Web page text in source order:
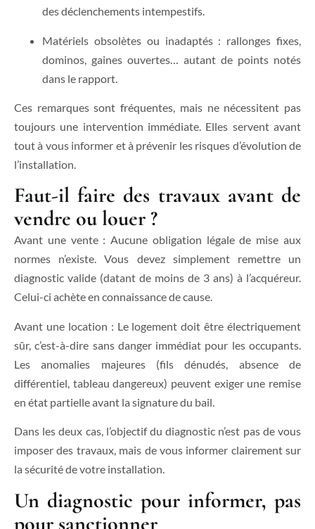
des déclenchements intempestifs.
Matériels obsolètes ou inadaptés : rallonges fixes,
dominos, gaines ouvertes… autant de points notés
dans le rapport.
Ces remarques sont fréquentes, mais ne nécessitent pas
toujours une intervention immédiate. Elles servent avant
tout à vous informer et à prévenir les risques d’évolution de
l’installation.
Faut-il faire des travaux avant de
vendre ou louer ?
Avant une vente : Aucune obligation légale de mise aux
normes n’existe. Vous devez simplement remettre un
diagnostic valide (datant de moins de 3 ans) à l’acquéreur.
Celui-ci achète en connaissance de cause.
Avant une location : Le logement doit être électriquement
sûr, c’est-à-dire sans danger immédiat pour les occupants.
Les anomalies majeures (fils dénudés, absence de
différentiel, tableau dangereux) peuvent exiger une remise
en état partielle avant la signature du bail.
Dans les deux cas, l’objectif du diagnostic n’est pas de vous
imposer des travaux, mais de vous informer clairement sur
la sécurité de votre installation.
Un diagnostic pour informer, pas
pour sanctionner